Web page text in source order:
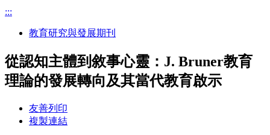
:::
教育研究與發展期刊
從認知主體到敘事心靈：J. Bruner教育
理論的發展轉向及其當代教育啟示
友善列印
複製連結